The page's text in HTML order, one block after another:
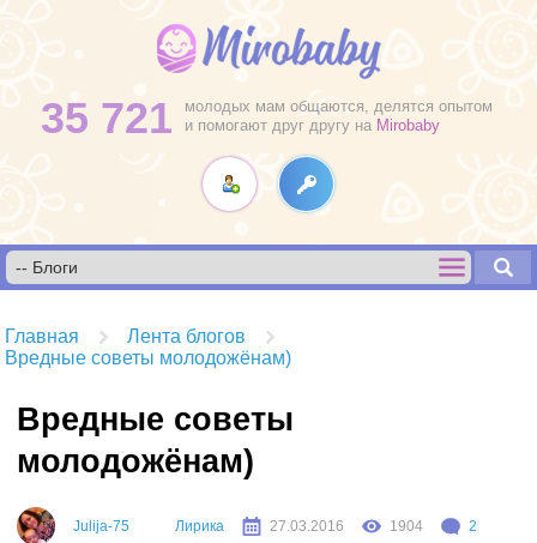
35 721
молодых мам общаются, делятся опытом
и помогают друг другу на Mirobaby
Главная
Лента блогов
Вредные советы молодожёнам)
Вредные советы
молодожёнам)
Julija-75 Лирика 27.03.2016 1904 2